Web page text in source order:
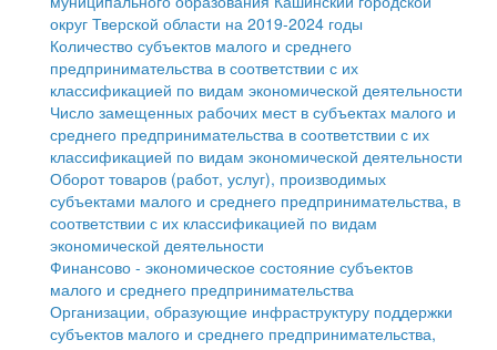
Образование
Здравоохранение
Социальная защита
Фотоальбом
Работа с обращениями граждан
Муниципальный контроль
Муниципальные услуги
Проекты административных регламентов
Антимонопольный комплаенс
Противодействие коррупции
Имущественная поддержка субъектов малого и
среднего предпринимательства
Информационная поддержка субъектов малого и
среднего предпринимательства
Муниципальные программы
Контрольно-счетная палата
Персональные данные
Оценка регулирующего воздействия
округ Тверской области на 2019-2024 годы
Количество субъектов малого и среднего
предпринимательства в соответствии с их
классификацией по видам экономической деятельности
Число замещенных рабочих мест в субъектах малого и
среднего предпринимательства в соответствии с их
классификацией по видам экономической деятельности
Оборот товаров (работ, услуг), производимых
субъектами малого и среднего предпринимательства, в
соответствии с их классификацией по видам
экономической деятельности
Финансово - экономическое состояние субъектов
малого и среднего предпринимательства
Организации, образующие инфраструктуру поддержки
субъектов малого и среднего предпринимательства,